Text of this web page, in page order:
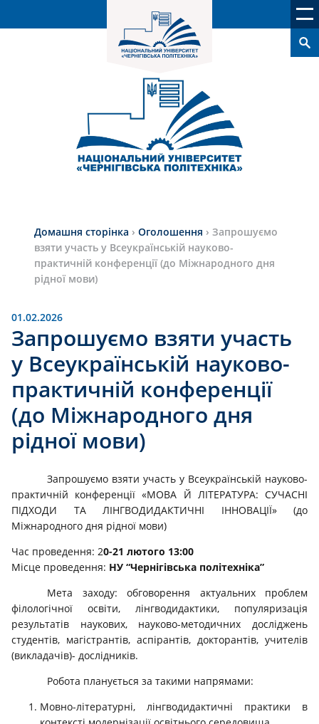
Домашня сторінка › Оголошення › Запрошуємо
взяти участь у Всеукраїнській науково-
практичній конференції (до Міжнародного дня
рідної мови)
01.02.2026
Запрошуємо взяти участь
у Всеукраїнській науково-
практичній конференції
(до Міжнародного дня
рідної мови)
Запрошуємо взяти участь у Всеукраїнській науково-
практичній конференції«МОВА Й ЛІТЕРАТУРА: СУЧАСНІ
ПІДХОДИ ТА ЛІНГВОДИДАКТИЧНІ ІННОВАЦІЇ» (до
Міжнародного дня рідної мови)
Час проведення: 20-21 лютого 13:00
Місце проведення: НУ “Чернігівська політехніка”
Мета заходу: обговорення актуальних проблем
філологічної освіти, лінгводидактики, популяризація
результатів наукових, науково-методичних досліджень
студентів, магістрантів, аспірантів, докторантів, учителів
(викладачів)- дослідників.
Робота планується за такими напрямами:
Мовно-літературні, лінгводидактичні практики в